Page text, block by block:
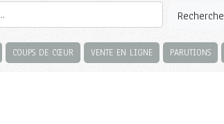
Recherche
COUPS DE CŒUR VENTE EN LIGNE PARUTIONS